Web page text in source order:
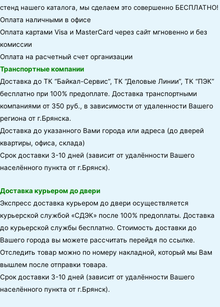
стенд нашего каталога, мы сделаем это совершенно БЕСПЛАТНО!
Оплата наличными в офисе
Оплата картами Visa и MasterCard через сайт мгновенно и без
комиссии
Оплата на расчетный счет организации
Транспортные компании
Доставка до ТК “Байкал-Сервис”, ТК “Деловые Линии”, ТК “ПЭК”
бесплатно при 100% предоплате. Доставка транспортными
компаниями от 350 руб., в зависимости от удаленности Вашего
региона от г.Брянска.
Доставка до указанного Вами города или адреса (до дверей
квартиры, офиса, склада)
Срок доставки 3-10 дней (зависит от удалённости Вашего
населённого пункта от г.Брянск).
Доставка курьером до двери
Экспресс доставка курьером до двери осуществляется
курьерской службой «СДЭК» после 100% предоплаты. Доставка
до курьерской службы бесплатно. Стоимость доставки до
Вашего города вы можете рассчитать перейдя по ссылке.
Отследить товар можно по номеру накладной, который мы Вам
вышлем после отправки товара.
Срок доставки 3-10 дней (зависит от удалённости Вашего
населённого пункта от г.Брянск).